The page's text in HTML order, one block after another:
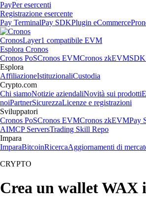
PayPer esercenti
Registrazione esercente
Pay TerminalPay SDKPlugin eCommerce
CronosLayer1 compatibile EVM
Esplora Cronos
Cronos PoSCronos EVMCronos zkEVM
Esplora
AffiliazioneIstituzionaliCustodia
Crypto.com
Chi siamoNotizie aziendaliNovità sui prodotti
noiPartnerSicurezzaLicenze e registrazioni
Sviluppatori
Cronos PoSCronos EVMCronos zkEVMPay
AIMCP ServersTrading Skill Repo
Impara
ImparaBitcoinRicercaAggiornamenti di
CRYPTO
Crea un wallet WAX